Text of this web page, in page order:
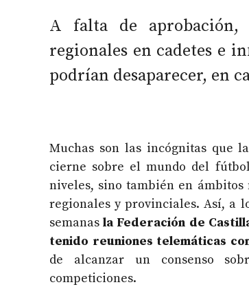
A falta de aprobación,
regionales en cadetes e
podrían desaparecer, en
Muchas son las incógnitas que
cierne sobre el mundo del
niveles, sino también en ámbitos
regionales y provinciales. Así, a
semanasla Federación de
tenido reuniones telemáticas
de alcanzar un consenso
competiciones.